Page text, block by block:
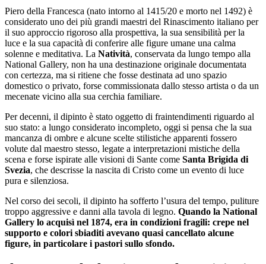
Piero della Francesca (nato intorno al 1415/20 e morto nel 1492) è
considerato uno dei più grandi maestri del Rinascimento italiano per
il suo approccio rigoroso alla prospettiva, la sua sensibilità per la
luce e la sua capacità di conferire alle figure umane una calma
solenne e meditativa. La Natività, conservata da lungo tempo alla
National Gallery, non ha una destinazione originale documentata
con certezza, ma si ritiene che fosse destinata ad uno spazio
domestico o privato, forse commissionata dallo stesso artista o da un
mecenate vicino alla sua cerchia familiare.
Per decenni, il dipinto è stato oggetto di fraintendimenti riguardo al
suo stato: a lungo considerato incompleto, oggi si pensa che la sua
mancanza di ombre e alcune scelte stilistiche apparenti fossero
volute dal maestro stesso, legate a interpretazioni mistiche della
scena e forse ispirate alle visioni di Sante come Santa Brigida di
Svezia, che descrisse la nascita di Cristo come un evento di luce
pura e silenziosa.
Nel corso dei secoli, il dipinto ha sofferto l’usura del tempo, puliture
troppo aggressive e danni alla tavola di legno. Quando la National
Gallery lo acquisì nel 1874, era in condizioni fragili: crepe nel
supporto e colori sbiaditi avevano quasi cancellato alcune
figure, in particolare i pastori sullo sfondo.